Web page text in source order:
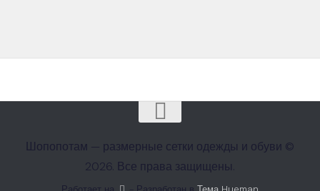
Шопопотам — размерные сетки одежды и обуви ©
2026. Все права защищены.